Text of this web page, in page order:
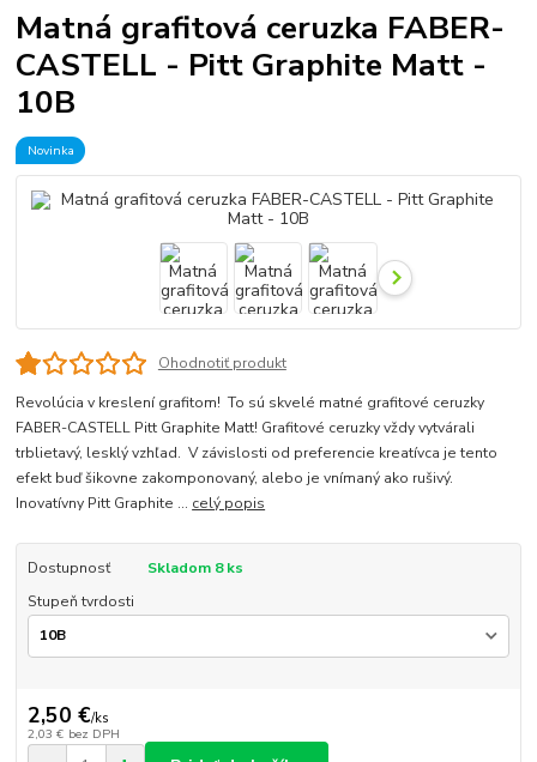
Matná grafitová ceruzka FABER-
CASTELL - Pitt Graphite Matt -
10B
Novinka
Ohodnotiť produkt
Revolúcia v kreslení grafitom! To sú skvelé matné grafitové ceruzky
FABER-CASTELL Pitt Graphite Matt! Grafitové ceruzky vždy vytvárali
trblietavý, lesklý vzhľad. V závislosti od preferencie kreatívca je tento
efekt buď šikovne zakomponovaný, alebo je vnímaný ako rušivý.
Inovatívny Pitt Graphite ... celý popis
Dostupnosť
Skladom 8 ks
Stupeň tvrdosti
2,50 €/ks
2,03 € bez DPH